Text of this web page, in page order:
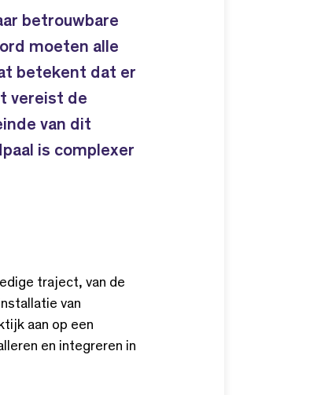
betrouwbare
moeten alle
betekent dat er
vereist de
van dit
is complexer
traject, van de
van
aan op een
en integreren in